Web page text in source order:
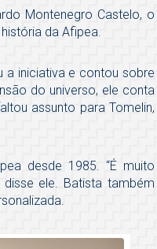
Montenegro Castelo, o
da Afipea.
a iniciativa e contou sobre
do universo, ele conta
assunto para Tomelin,
desde 1985. “É muito
ele. Batista também